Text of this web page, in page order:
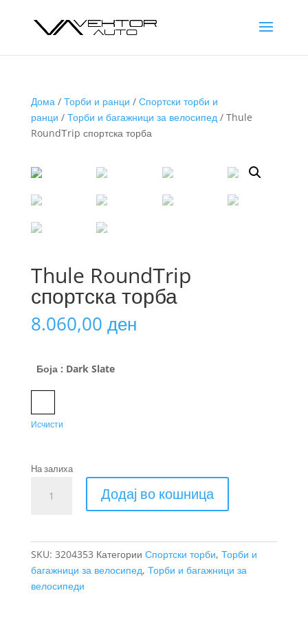
Дома/ Торби и ранци / Спортски торби и
ранци / Торби и багажници за велосипед/ Thule
RoundТrip спортска торба
Thule RoundТrip
спортска торба
8.060,00 ден
Боја : Dark Slate
Исчисти
На залиха
RoundТrip
Додај во кошница
SKU: 3204353 Категории Спортски торби, Торби и
багажници за велосипед, Торби и багажници за
велосипеди